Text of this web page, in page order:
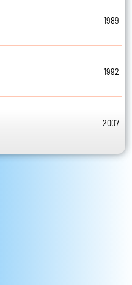
1989
1992
2007